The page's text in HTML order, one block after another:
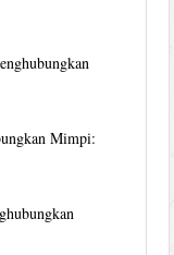
Mimpi: